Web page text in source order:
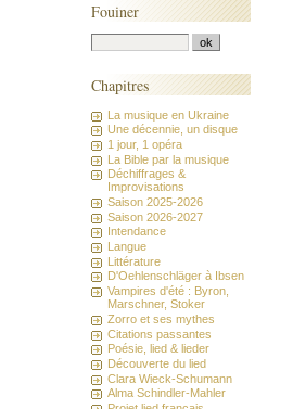
Fouiner
Chapitres
La musique en Ukraine
Une décennie, un disque
1 jour, 1 opéra
La Bible par la musique
Déchiffrages &
Improvisations
Saison 2025-2026
Saison 2026-2027
Intendance
Langue
Littérature
D'Oehlenschläger à Ibsen
Vampires d'été : Byron,
Marschner, Stoker
Zorro et ses mythes
Citations passantes
Poésie, lied & lieder
Découverte du lied
Clara Wieck-Schumann
Alma Schindler-Mahler